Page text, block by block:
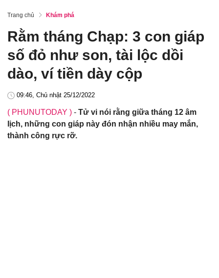
Trang chủ Khám phá
Rằm tháng Chạp: 3 con giáp
số đỏ như son, tài lộc dồi
dào, ví tiền dày cộp
09:46, Chủ nhật 25/12/2022
( PHUNUTODAY ) - Tử vi nói rằng giữa tháng 12 âm
lịch, những con giáp này đón nhận nhiều may mắn,
thành công rực rỡ.